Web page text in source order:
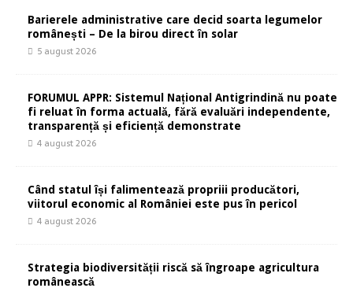
Barierele administrative care decid soarta legumelor
românești – De la birou direct în solar
5 august 2026
FORUMUL APPR: Sistemul Național Antigrindină nu poate
fi reluat în forma actuală, fără evaluări independente,
transparență și eficiență demonstrate
4 august 2026
Când statul își falimentează propriii producători,
viitorul economic al României este pus în pericol
4 august 2026
Strategia biodiversității riscă să îngroape agricultura
românească